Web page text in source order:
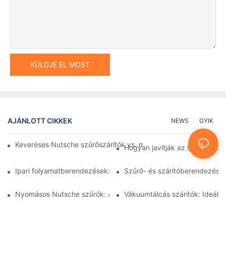
KÜLDJE EL MOST
AJÁNLOTT CIKKEK GYIK
NEWS
Keveréses Nutsche szűrőszárítók vs. más szárítási módszerek:
Hogyan javítják az ipari
Ipari folyamatberendezések: Az innovációk alakítják a jövőt
Szűrő- és
Nyomásos Nutsche szűrők: Alkalmazások a vegyiparban és az
Vákuumtálcás szárítók: